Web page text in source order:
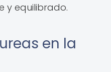
y equilibrado.
en la